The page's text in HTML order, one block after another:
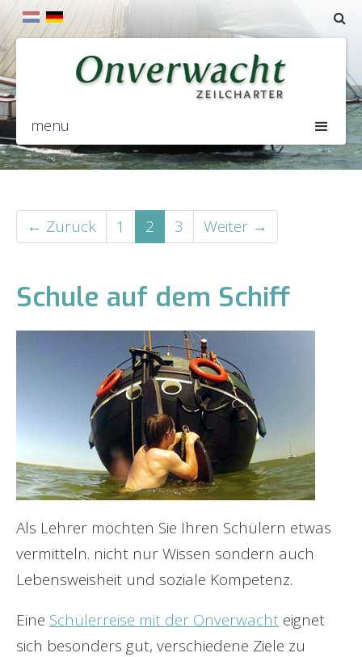
menu
← Zurück 1 2 3 Weiter →
Schule auf dem Schiff
Als Lehrer möchten Sie Ihren Schülern etwas
vermitteln. nicht nur Wissen sondern auch
Lebensweisheit und soziale Kompetenz.
Eine Schülerreise mit der Onverwacht eignet
sich besonders gut, verschiedene Ziele zu